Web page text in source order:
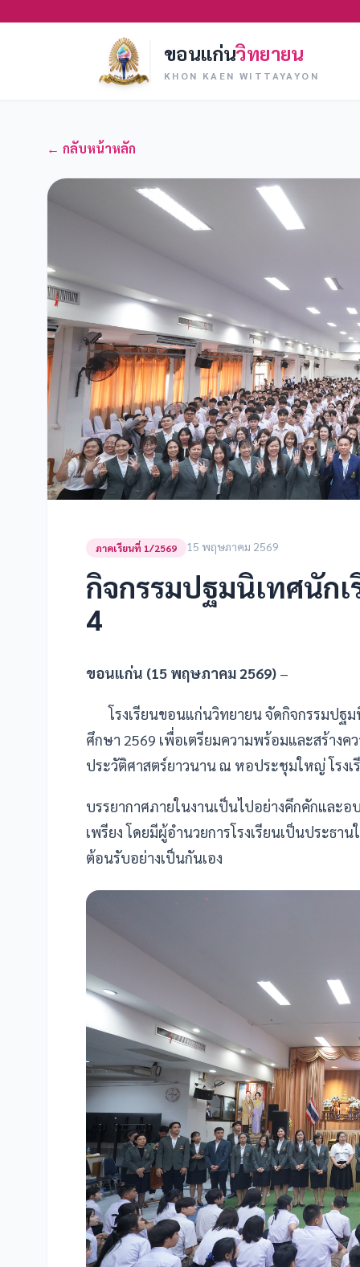
ขอนแก่นวิทยายน
KHON KAEN WITTAYAYON
← กลับหน้าหลัก
ภาคเรียนที่ 1/2569 15 พฤษภาคม 2569
กิจกรรมปฐมนิเทศนัก
4
ขอนแก่น (15 พฤษภาคม 2569) –
โรงเรียนขอนแก่นวิทยายน จัดกิจกรรมปฐ
ศึกษา 2569 เพื่อเตรียมความพร้อมและสร้าง
ประวัติศาสตร์ยาวนาน ณ หอประชุมใหญ่ โรง
บรรยากาศภายในงานเป็นไปอย่างคึกคักและ
เพรียง โดยมีผู้อำนวยการโรงเรียนเป็นประ
ต้อนรับอย่างเป็นกันเอง